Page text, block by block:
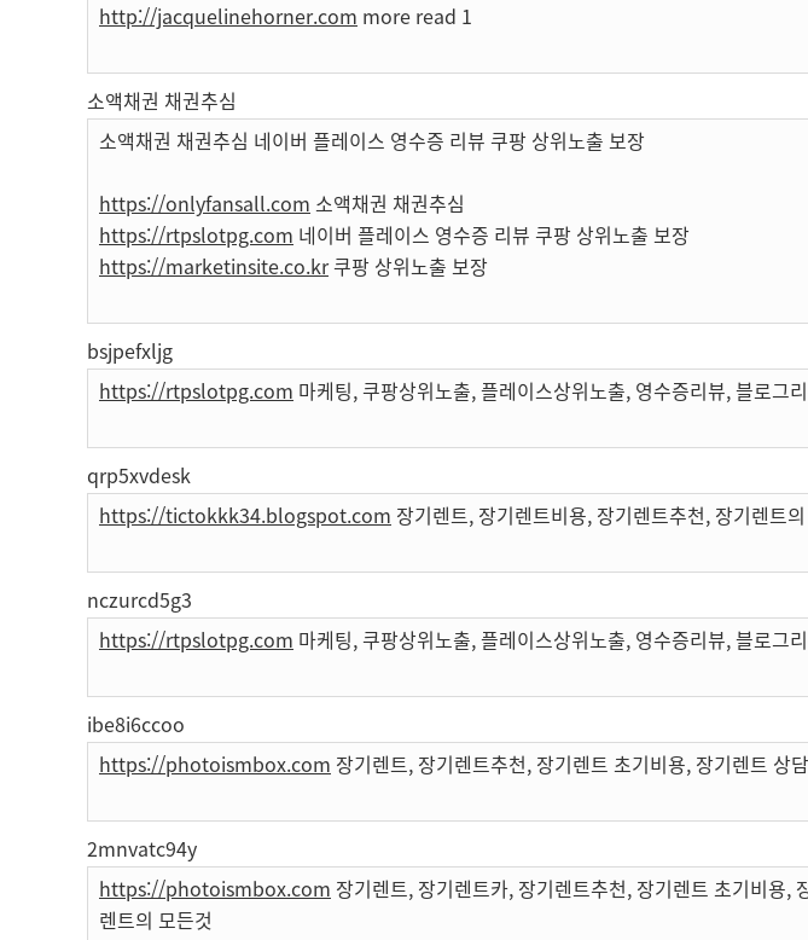
http://jacquelinehorner.com more read 1
소액채권 채권추심
소액채권 채권추심 네이버 플레이스 영수증 리뷰 쿠팡 상위노출 보장
https://onlyfansall.com 소액채권 채권추심
https://rtpslotpg.com 네이버 플레이스 영수증 리뷰 쿠팡 상위노출 보장
https://marketinsite.co.kr쿠팡 상위노출 보장
bsjpefxljg
https://rtpslotpg.com 마케팅, 쿠팡상위노출, 플레이스상위노출, 영수증리뷰, 블로그
qrp5xvdesk
https://tictokkk34.blogspot.com 장기렌트, 장기렌트비용, 장기렌트추천, 장기렌트
nczurcd5g3
https://rtpslotpg.com 마케팅, 쿠팡상위노출, 플레이스상위노출, 영수증리뷰, 블로그
ibe8i6ccoo
https://photoismbox.com 장기렌트, 장기렌트추천, 장기렌트 초기비용, 장기렌트 상
2mnvatc94y
https://photoismbox.com 장기렌트, 장기렌트카, 장기렌트추천, 장기렌트 초기비용,
렌트의 모든것